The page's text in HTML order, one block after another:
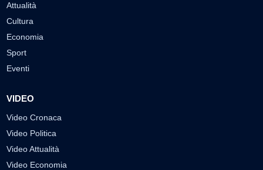
Attualità
Cultura
Economia
Sport
Eventi
VIDEO
Video Cronaca
Video Politica
Video Attualità
Video Economia